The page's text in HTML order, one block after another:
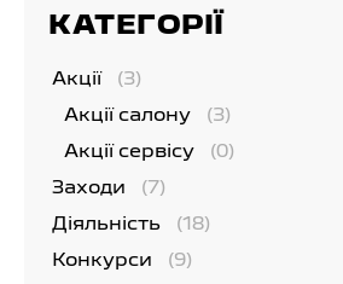
КАТЕГОРІЇ
Акції (3)
Акції салону (3)
Акції сервісу (0)
Заходи (7)
Діяльність (18)
Конкурси (9)